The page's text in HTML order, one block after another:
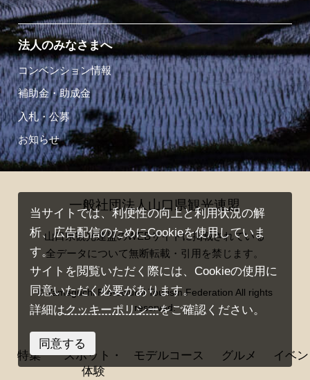
法人のみなさまへ
コンベンション情報
補助金・助成金
入札・公募
お知らせ
一般社団法人山口県観光連盟
山口県観光連盟のWEBサイトに掲載されている
全データについて無断転載・引用を禁じます。
© Yamaguchi Prefectural Tourism Federation All rights
reserved.
特集
スポット・
体験
モデルコース グルメ イベ
当サイトでは、利便性の向上と利用状況の解
析、広告配信のためにCookieを使用していま
す。
サイトを閲覧いただく際には、Cookieの使用に
同意いただく必要があります。
詳細はクッキーポリシーをご確認ください。
同意する